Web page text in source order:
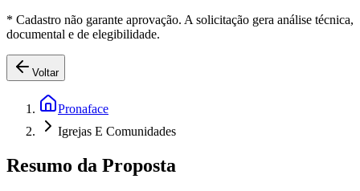
* Cadastro não garante aprovação. A solicitação gera análise técnica,
documental e de elegibilidade.
Voltar
Pronaface
Igrejas E Comunidades
Resumo da Proposta